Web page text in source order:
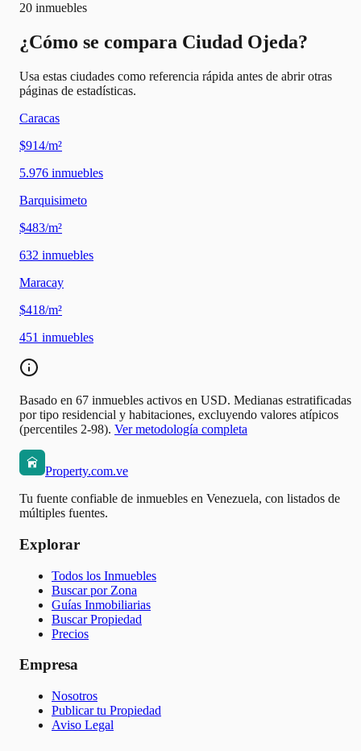
20 inmuebles
¿Cómo se compara Ciudad Ojeda?
Usa estas ciudades como referencia rápida antes de abrir otras
páginas de estadísticas.
Caracas
$914/m²
5.976 inmuebles
Barquisimeto
$483/m²
632 inmuebles
Maracay
$418/m²
451 inmuebles
Basado en 67 inmuebles activos en USD. Medianas estratificadas
por tipo residencial y habitaciones, excluyendo valores atípicos
(percentiles 2-98). Ver metodología completa
Property.com.ve
Tu fuente confiable de inmuebles en Venezuela, con listados de
múltiples fuentes.
Explorar
Todos los Inmuebles
Buscar por Zona
Guías Inmobiliarias
Buscar Propiedad
Precios
Empresa
Nosotros
Publicar tu Propiedad
Aviso Legal